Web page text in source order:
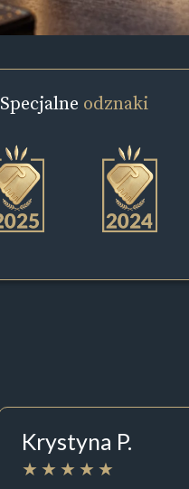
Specjalne odznaki
Krystyna P.